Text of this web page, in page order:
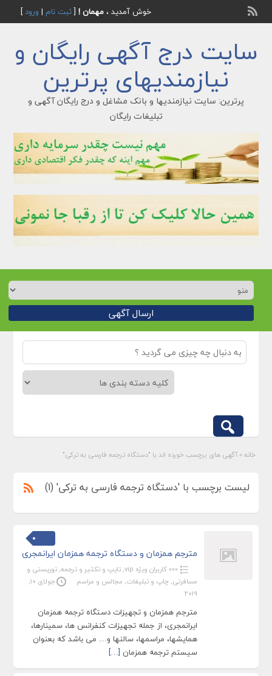
خوش آمدید ، مهمان ![ثبت نام | ورود]
سایت درج آگهی رایگان و
نیازمندیهای پرترین
پرترین: سایت نیازمندیها و بانک مشاغل و درج رایگان آگهی و
تبلیغات رایگان
ارسال آگهی
خانه » آگهی های برچسب خورده اند با "دستگاه ترجمه فارسی به ترکی"
لیست برچسب با 'دستگاه ترجمه فارسی به ترکی' (1)
مترجم همزمان و دستگاه ترجمه همزمان ایرانمجری
»»» کاربران ویژه vip , تایپ و تکثیر و ترجمه, توریستی و
مسافرتی, چاپ و تبلیغات, مجالس و مراسم
جولای 10,
2019
مترجم همزمان و تجهیزات دستگاه ترجمه همزمان
ایرانمجری، از جمله تجهیزات کنفرانس ها، سمینارها،
همایشها، مراسمها، سالنها و… می باشد که بعنوان
سیستم ترجمه همزمان […]